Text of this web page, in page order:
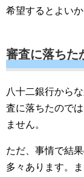
希望するとよいか
審査に落ちた
八十二銀行から
査に落ちたので
ません。
ただ、事情で結
多々あります。